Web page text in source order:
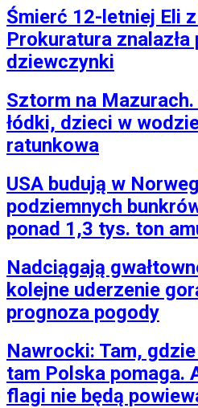
Śmierć 12-letniej Eli
Prokuratura znalazła
dziewczynki
Sztorm na
łódki, dzieci w
ratunkowa
USA budują w
podziemnych
ponad 1,3 tys. ton
Nadciągają
kolejne uderzenie
prognoza pogody
Nawrocki: Tam,
tam Polska pomaga.
flagi nie będą